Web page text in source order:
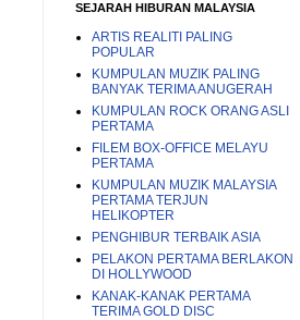
SEJARAH HIBURAN MALAYSIA
ARTIS REALITI PALING
POPULAR
KUMPULAN MUZIK PALING
BANYAK TERIMA ANUGERAH
KUMPULAN ROCK ORANG ASLI
PERTAMA
FILEM BOX-OFFICE MELAYU
PERTAMA
KUMPULAN MUZIK MALAYSIA
PERTAMA TERJUN
HELIKOPTER
PENGHIBUR TERBAIK ASIA
PELAKON PERTAMA BERLAKON
DI HOLLYWOOD
KANAK-KANAK PERTAMA
TERIMA GOLD DISC